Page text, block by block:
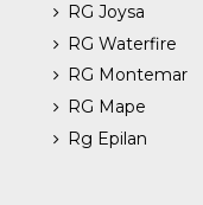
RG Joysa
RG Waterfire
RG Montemar
RG Mape
Rg Epilan